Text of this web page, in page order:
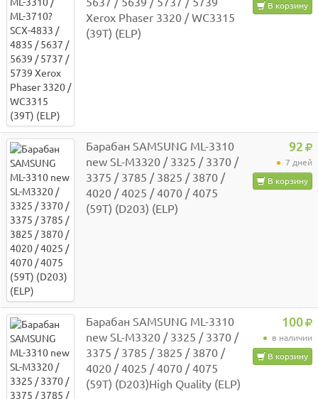
Xerox Phaser 3320 / WC3315
(39T) (ELP)
В корзину
Барабан SAMSUNG ML-3310
new SL-M3320 / 3325 / 3370 /
3375 / 3785 / 3825 / 3870 /
4020 / 4025 / 4070 / 4075
(59T) (D203) (ELP)
92
7 дней
В корзину
Барабан SAMSUNG ML-3310
new SL-M3320 / 3325 / 3370 /
3375 / 3785 / 3825 / 3870 /
4020 / 4025 / 4070 / 4075
(59T) (D203)High Quality (ELP)
100
в наличии
В корзину